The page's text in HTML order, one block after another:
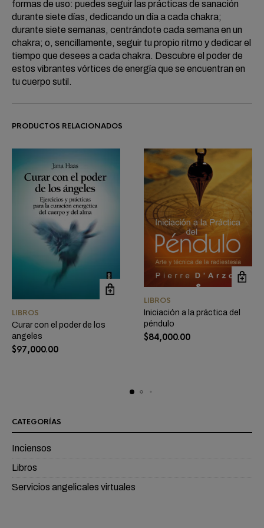
formas de uso: puedes seguir las prácticas de sanación
durante siete días, dedicando un día a cada chakra;
durante siete semanas, centrándote cada semana en un
chakra; o, sencillamente, seguir tu propio ritmo y dedicar el
tiempo que desees a cada chakra. Descubre el poder de
estos vibrantes vórtices de energía que se encuentran en
tu cuerpo sutil.
PRODUCTOS RELACIONADOS
LIBROS
Curar con el poder de los
angeles
$97,000.00
LIBROS
Iniciación a la práctica del
péndulo
$84,000.00
CATEGORÍAS
Inciensos
Libros
Servicios angelicales virtuales